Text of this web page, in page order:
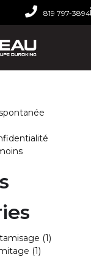
819 797-3894
(1)
(1)